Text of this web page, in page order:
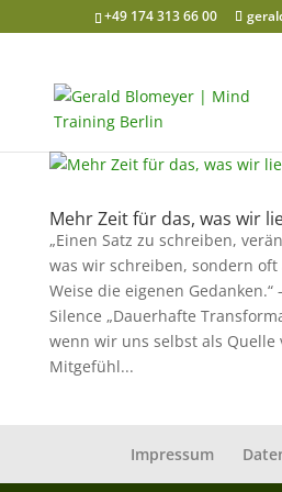
+49 174 313 66 00
Mehr Zeit für das, was wir
„Einen Satz zu schreiben,
was wir schreiben, sondern
Weise die eigenen
Silence „Dauerhafte
wenn wir uns selbst als Quelle
Mitgefühl...
Impressum